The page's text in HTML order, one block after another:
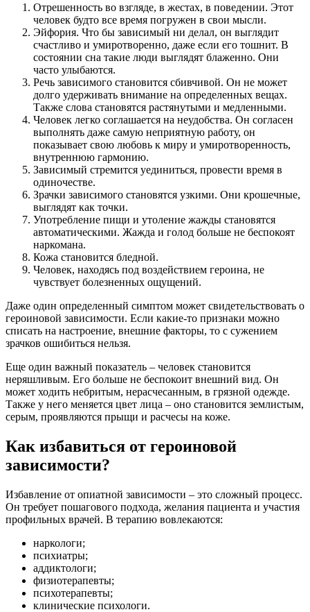
Отрешенность во взгляде, в жестах, в поведении. Этот
человек будто все время погружен в свои мысли.
Эйфория. Что бы зависимый ни делал, он выглядит
счастливо и умиротворенно, даже если его тошнит. В
состоянии сна такие люди выглядят блаженно. Они
часто улыбаются.
Речь зависимого становится сбивчивой. Он не может
долго удерживать внимание на определенных вещах.
Также слова становятся растянутыми и медленными.
Человек легко соглашается на неудобства. Он согласен
выполнять даже самую неприятную работу, он
показывает свою любовь к миру и умиротворенность,
внутреннюю гармонию.
Зависимый стремится уединиться, провести время в
одиночестве.
Зрачки зависимого становятся узкими. Они крошечные,
выглядят как точки.
Употребление пищи и утоление жажды становятся
автоматическими. Жажда и голод больше не беспокоят
наркомана.
Кожа становится бледной.
Человек, находясь под воздействием героина, не
чувствует болезненных ощущений.
Даже один определенный симптом может свидетельствовать о
героиновой зависимости. Если какие-то признаки можно
списать на настроение, внешние факторы, то с сужением
зрачков ошибиться нельзя.
Еще один важный показатель – человек становится
неряшливым. Его больше не беспокоит внешний вид. Он
может ходить небритым, нерасчесанным, в грязной одежде.
Также у него меняется цвет лица – оно становится землистым,
серым, проявляются прыщи и расчесы на коже.
Как избавиться от героиновой
зависимости?
Избавление от опиатной зависимости – это сложный процесс.
Он требует пошагового подхода, желания пациента и участия
профильных врачей. В терапию вовлекаются:
наркологи;
психиатры;
аддиктологи;
физиотерапевты;
психотерапевты;
клинические психологи.